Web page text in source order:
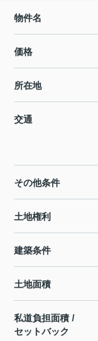
物件名
価格
所在地
交通
その他条件
土地権利
建築条件
土地面積
私道負担面積 /
セットバック